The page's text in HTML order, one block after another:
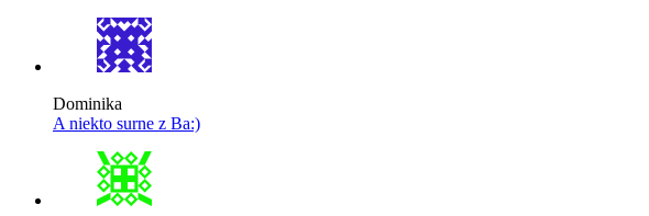
Dominika
A niekto surne z Ba:)